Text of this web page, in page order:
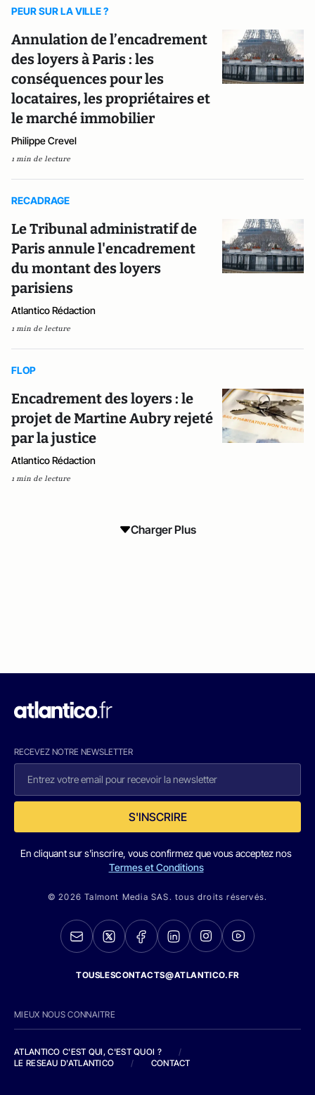
PEUR SUR LA VILLE ?
Annulation de l’encadrement
des loyers à Paris : les
conséquences pour les
locataires, les propriétaires et
le marché immobilier
Philippe Crevel
1 min de lecture
RECADRAGE
Le Tribunal administratif de
Paris annule l'encadrement
du montant des loyers
parisiens
Atlantico Rédaction
1 min de lecture
FLOP
Encadrement des loyers : le
projet de Martine Aubry rejeté
par la justice
Atlantico Rédaction
1 min de lecture
Charger Plus
RECEVEZ NOTRE NEWSLETTER
S'INSCRIRE
En cliquant sur s'inscrire, vous confirmez que vous acceptez nos
Termes et Conditions
© 2026 Talmont Media SAS. tous droits réservés.
TOUSLESCONTACTS@ATLANTICO.FR
MIEUX NOUS CONNAITRE
ATLANTICO C'EST QUI, C'EST QUOI ?
/
LE RESEAU D'ATLANTICO
/ CONTACT